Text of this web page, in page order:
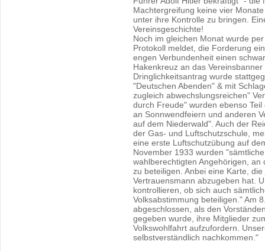
Machtergreifung keine vier
unter ihre Kontrolle zu bringen.
Vereinsgeschichte!
Noch im gleichen Monat wurde
Protokoll meldet, die Forderung
engen Verbundenheit einen
Hakenkreuz an das
Dringlichkeitsantrag wurde
"Deutschen Abenden" & mit
zugleich abwechslungsreichen"
durch Freude" wurden ebenso
an Sonnwendfeiern und anderen
auf dem Niederwald". Auch der
der Gas- und Luftschutzschule,
eine erste Luftschutzübung auf
November 1933 wurden
wahlberechtigten Angehörigen,
zu beteiligen. Anbei eine Karte,
Vertrauensmann abzugeben hat.
kontrollieren, ob sich auch
Volksabstimmung beteiligen." Am
abgeschlossen, als den
gegeben wurde, ihre Mitglieder
Volkswohlfahrt aufzufordern.
selbstverständlich nachkommen."